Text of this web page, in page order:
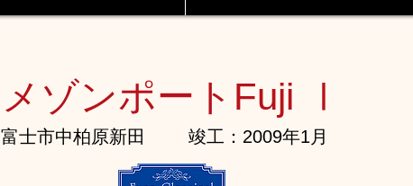
メゾンポートFuji Ⅰ
富士市中柏原新田 竣工：2009年1月